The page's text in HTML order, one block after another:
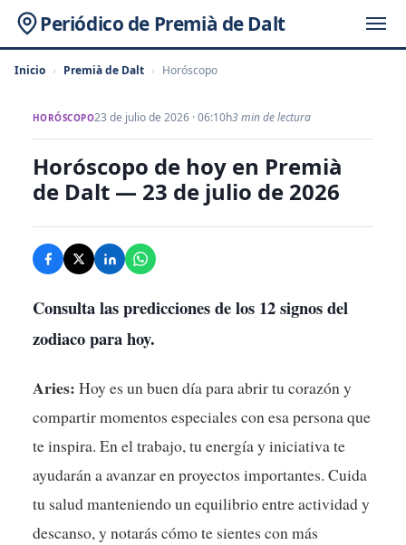
Periódico de Premià de Dalt
Inicio › Premià de Dalt › Horóscopo
HORÓSCOPO23 de julio de 2026 · 06:10h3 min de lectura
Horóscopo de hoy en Premià
de Dalt — 23 de julio de 2026
Consulta las predicciones de los 12 signos del
zodiaco para hoy.
Aries: Hoy es un buen día para abrir tu corazón y
compartir momentos especiales con esa persona que
te inspira. En el trabajo, tu energía y iniciativa te
ayudarán a avanzar en proyectos importantes. Cuida
tu salud manteniendo un equilibrio entre actividad y
descanso, y notarás cómo te sientes con más